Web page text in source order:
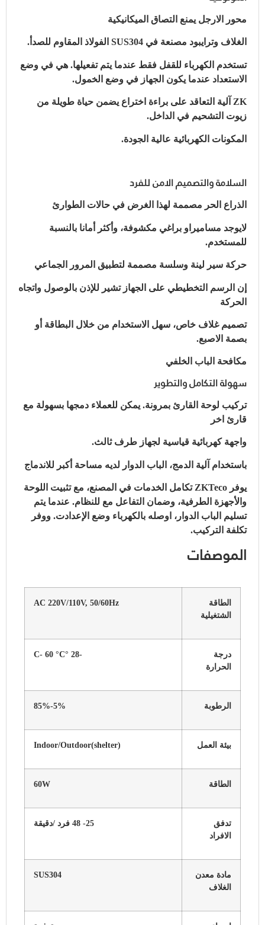
محور الارجل يمنع التصاق الميكانيكية
الغلاف وترايبود مصنعة في SUS304 الفولاذ المقاوم للصدأ.
تستخدم الكهرباء للقفل فقط عندما يتم تفعيلها. هي في وضع
الاستعداد عندما يكون الجهاز في وضع الخمول.
ZK آلية التعاقد على براءة اختراع يضمن حياة طويلة من
زيوت التشحيم في الداخل.
المكونات الكهربائية عالية الجودة.
السلامة والتصميم الامن للفرد
الذراع الحر مصممة لهذا الغرض في حالات الطوارئ
لايوجد مساميراو براغي مكشوفة، وأكثر أمانا بالنسبة
للمستخدم.
حركة سير لينة وسلسة مصممة لتطبيق المرور الجماعي
إن الرسم التخطيطي على الجهاز تشير للإذن بالوصول واتجاه
الحركة
تصميم غلاف خاص، سهل الاستخدام من خلال البطاقة أو
بصمة الاصبع.
مكافحة الباب الخلفي
سهولة التكامل والتطوير
تركيب لوحة القارئ بمرونة. يمكن للعملاء دمجها بسهولة مع
قارئ اخر
واجهة كهربائية قياسية لجهاز طرف ثالث.
باستخدام آلية الدمج، الباب الدوار لديه مساحة أكبر للاندماج
يوفر ZKTeco تكامل الخدمات في المصنع، مع تثبيت اللوحة
والأجهزة الطرفية، وضمان التفاعل مع للنظام. عندما يتم
تسليم الباب الدوار، اوصله بالكهرباء وضع الإعدادت. ووفر
تكلفة التركيب.
الموصفات
الطاقة
الشتغيلية
AC 220V/110V, 50/60Hz
درجة
الحرارة
-28 °C- 60 °C
الرطوبة 5%-85%
بيئة العمل Indoor/Outdoor(shelter)
الطاقة 60W
تدفق
الافراد
25- 48 فرد /دقيقة
مادة معدن
الغلاف
SUS304